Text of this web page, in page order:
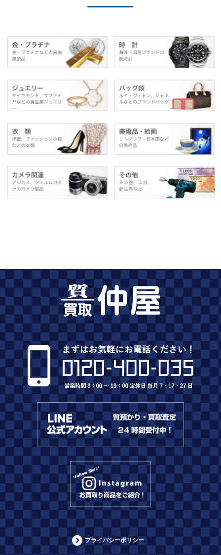
プライバシーポリシー